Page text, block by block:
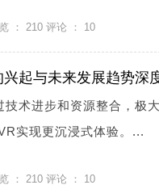
： 210 评论 ： 10
起与未来发展趋势深
技术进步和资源整合，极
实现更沉浸式体验。...
： 210 评论 ： 10